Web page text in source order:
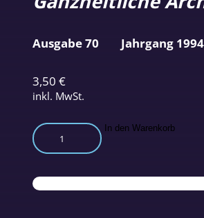
3,50 €
inkl. MwSt.
Die
Praxis
harmonikalen
Bauens
In den Warenkorb
Ausgabe 70 Jahrgang 1994